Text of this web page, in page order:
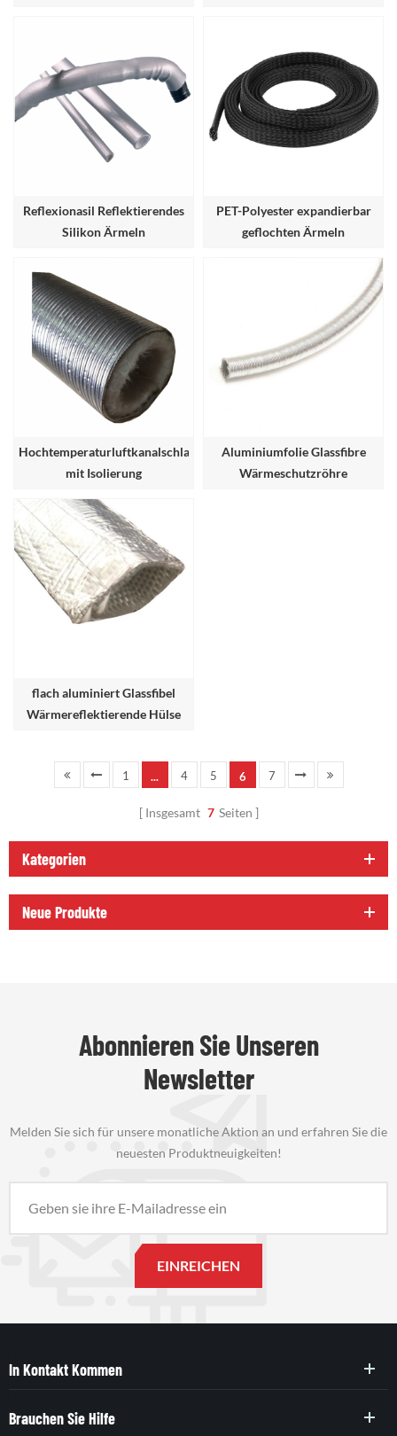
Reflexionasil Reflektierendes
Silikon Ärmeln
PET-Polyester expandierbar
geflochten Ärmeln
Hochtemperaturluftkanalschlauch
mit Isolierung
Aluminiumfolie Glassfibre
Wärmeschutzröhre
flach aluminiert Glassfibel
Wärmereflektierende Hülse
1 ... 4 5 6 7
Insgesamt 7 Seiten
Kategorien
Neue Produkte
Abonnieren Sie Unseren
Newsletter
Melden Sie sich für unsere monatliche Aktion an und erfahren Sie die
neuesten Produktneuigkeiten!
In Kontakt Kommen
Brauchen Sie Hilfe